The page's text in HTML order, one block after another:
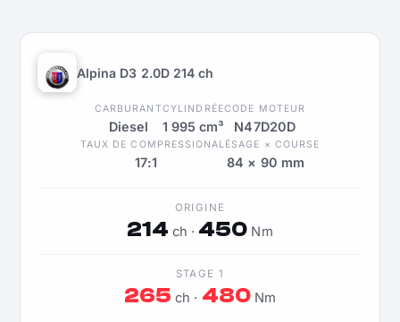
Alpina D3 2.0D 214 ch
CARBURANT
Diesel
CYLINDRÉE
1 995 cm³
CODE MOTEUR
N47D20D
TAUX DE COMPRESSION
17:1
ALÉSAGE × COURSE
84 × 90 mm
ORIGINE
214 ch · 450 Nm
STAGE 1
265 ch · 480Nm